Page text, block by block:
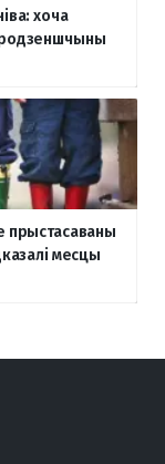
хоча
прыстасаваны
месцы